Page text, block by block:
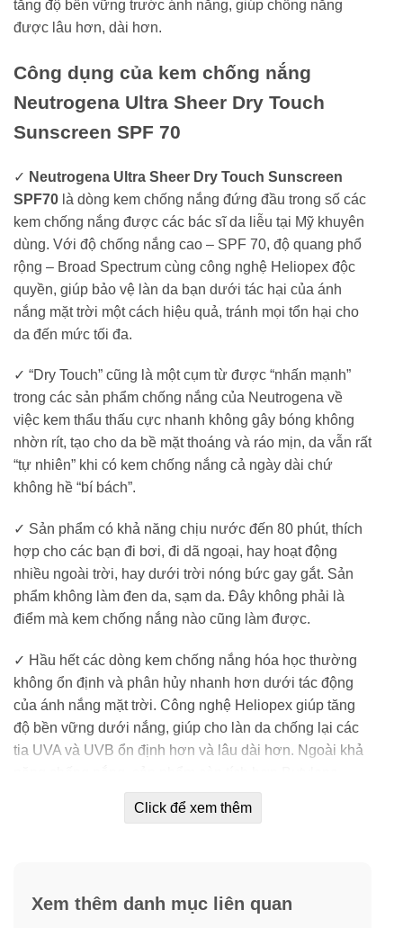
tăng độ bền vững trước ánh nắng, giúp chống nắng
được lâu hơn, dài hơn.
Công dụng của kem chống nắng
Neutrogena Ultra Sheer Dry Touch
Sunscreen SPF 70
✓ Neutrogena Ultra Sheer Dry Touch Sunscreen
SPF70 là dòng kem chống nắng đứng đầu trong số các
kem chống nắng được các bác sĩ da liễu tại Mỹ khuyên
dùng. Với độ chống nắng cao – SPF 70, độ quang phổ
rộng – Broad Spectrum cùng công nghệ Heliopex độc
quyền, giúp bảo vệ làn da bạn dưới tác hại của ánh
nắng mặt trời một cách hiệu quả, tránh mọi tổn hại cho
da đến mức tối đa.
✓ “Dry Touch” cũng là một cụm từ được “nhấn mạnh”
trong các sản phẩm chống nắng của Neutrogena về
việc kem thẩu thấu cực nhanh không gây bóng không
nhờn rít, tạo cho da bề mặt thoáng và ráo mịn, da vẫn rất
“tự nhiên” khi có kem chống nắng cả ngày dài chứ
không hề “bí bách”.
✓ Sản phẩm có khả năng chịu nước đến 80 phút, thích
hợp cho các bạn đi bơi, đi dã ngoại, hay hoạt động
nhiều ngoài trời, hay dưới trời nóng bức gay gắt. Sản
phẩm không làm đen da, sạm da. Đây không phải là
điểm mà kem chống nắng nào cũng làm được.
✓ Hầu hết các dòng kem chống nắng hóa học thường
không ổn định và phân hủy nhanh hơn dưới tác động
của ánh nắng mặt trời. Công nghệ Heliopex giúp tăng
độ bền vững dưới nắng, giúp cho làn da chống lại các
tia UVA và UVB ổn định hơn và lâu dài hơn. Ngoài khả
Glycol dưỡng ẩm và làm đẹp da, Vitamin A, C, E nuôi
thoáng tuyệt vời.
Click để xem thêm
Xem thêm danh mục liên quan